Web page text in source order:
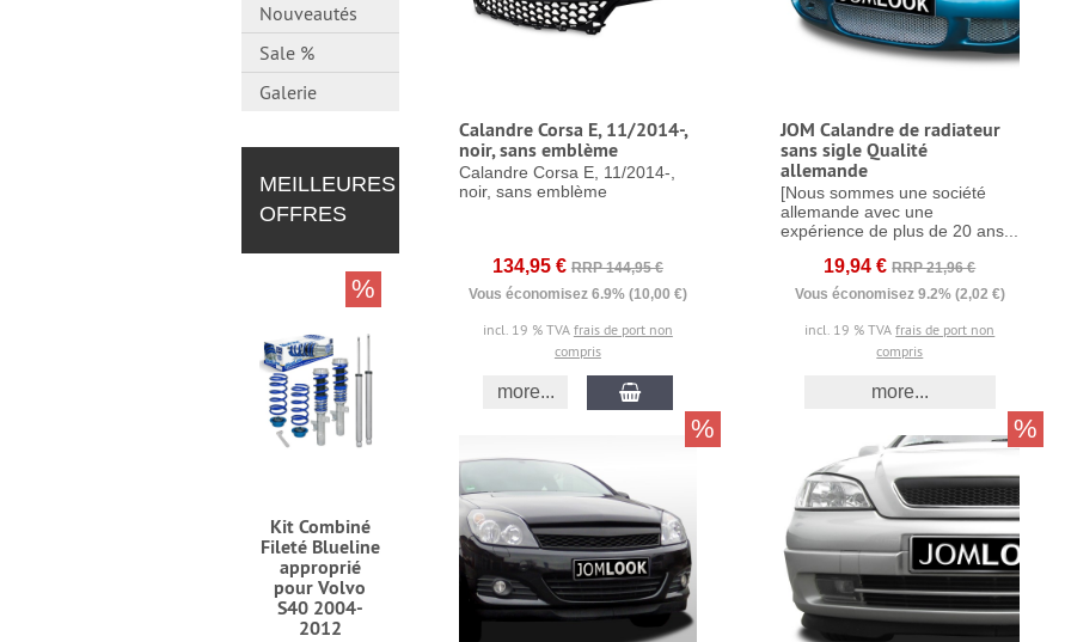
Calandre Corsa E, 11/2014-,
noir, sans emblème
Calandre Corsa E, 11/2014-,
noir, sans emblème
134,95 € RRP 144,95 €
Vous économisez 6.9% (10,00 €)
incl. 19 % TVA frais de port non
compris
more...
JOM Calandre de radiateur
sans sigle Qualité
allemande
[Nous sommes une société
allemande avec une
expérience de plus de 20 ans...
19,94 € RRP 21,96 €
Vous économisez 9.2% (2,02 €)
incl. 19 % TVAfrais de port non
compris
more...
% %
Nouveautés
Sale %
Galerie
MEILLEURES
OFFRES
Kit Combiné
Fileté Blueline
approprié
pour Volvo
S40 2004-
2012
%